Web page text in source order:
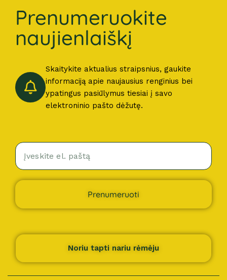
Prenumeruokite
naujienlaiškį
Skaitykite aktualius straipsnius, gaukite
informaciją apie naujausius renginius bei
ypatingus pasiūlymus tiesiai į savo
elektroninio pašto dėžutę.
Prenumeruoti
Noriu tapti nariu rėmėju